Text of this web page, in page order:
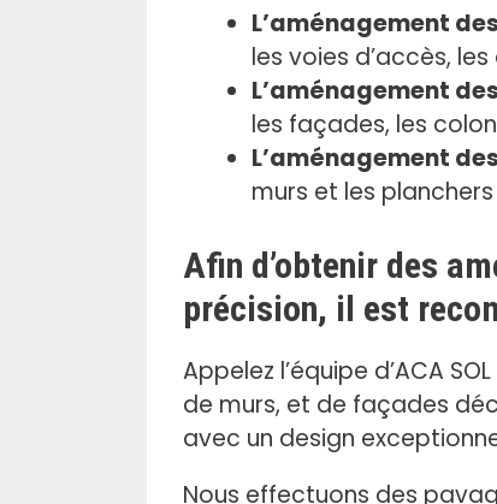
L’aménagement
les voies d’accès,
L’aménagement
les façades, les
L’aménagement
murs et les
Afin d’obtenir des
précision, il est
Appelez l’équipe d’ACA
de murs, et de façades
avec un design
Nous effectuons des